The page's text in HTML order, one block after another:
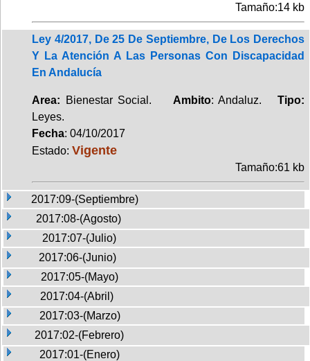
Tamaño:14 kb
Ley 4/2017, De 25 De Septiembre, De Los Derechos
Y La Atención A Las Personas Con Discapacidad
En Andalucía
Area: Bienestar Social. Ambito: Andaluz.Tipo:
Leyes.
Fecha: 04/10/2017
Estado: Vigente
Tamaño:61 kb
2017:09-(Septiembre)
2017:08-(Agosto)
2017:07-(Julio)
2017:06-(Junio)
2017:05-(Mayo)
2017:04-(Abril)
2017:03-(Marzo)
2017:02-(Febrero)
2017:01-(Enero)